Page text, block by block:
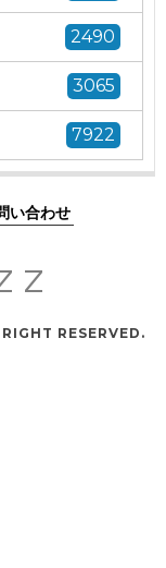
2490
3065
7922
い合わせ
RESERVED.